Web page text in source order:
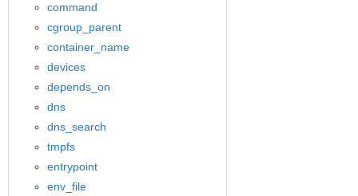
command
cgroup_parent
container_name
devices
depends_on
dns
dns_search
tmpfs
entrypoint
env_file